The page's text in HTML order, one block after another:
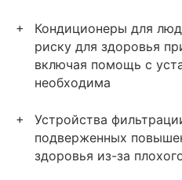
Кондиционеры для
риску для здоровья
включая помощь с
необходима
Устройства
подверженных
здоровья из-за